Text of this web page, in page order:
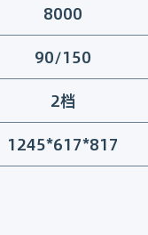
8000
90/150
2档
1245*617*817